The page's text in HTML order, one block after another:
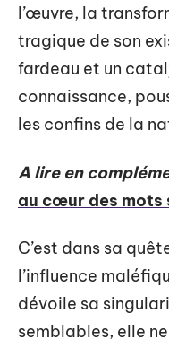
l’œuvre, la
tragique de son
fardeau et un
connaissance,
les confins de la
A lire en
au cœur des mots
C’est dans sa
l’influence
dévoile sa
semblables, elle